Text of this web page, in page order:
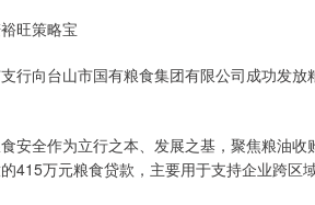
旺策略宝
向台山市国有粮食集团有限公司成功发放
全作为立行之本、发展之基，聚焦粮油收
415万元粮食贷款，主要用于支持企业跨